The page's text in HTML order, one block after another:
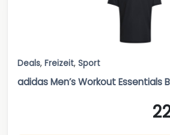
Deals, Freizeit, Sport
adidas Men’s Workout Essentials